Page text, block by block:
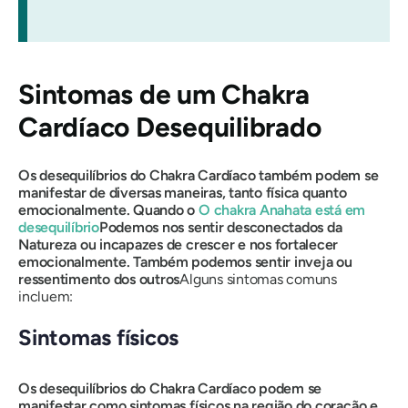
Sintomas de um Chakra
Cardíaco Desequilibrado
Os desequilíbrios do Chakra Cardíaco também podem se
manifestar de diversas maneiras, tanto física quanto
emocionalmente. Quando o O chakra Anahata está em
desequilíbrioPodemos nos sentir desconectados da
Natureza ou incapazes de crescer e nos fortalecer
emocionalmente. Também podemos sentir inveja ou
ressentimento dos outrosAlguns sintomas comuns
incluem:
Sintomas físicos
Os desequilíbrios do Chakra Cardíaco podem se